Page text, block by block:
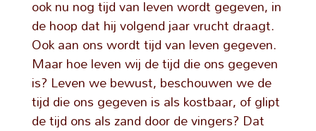
ook nu nog tijd van leven wordt gegeven, in
de hoop dat hij volgend jaar vrucht draagt.
Ook aan ons wordt tijd van leven gegeven.
Maar hoe leven wij de tijd die ons gegeven
is? Leven we bewust, beschouwen we de
tijd die ons gegeven is als kostbaar, of glipt
de tijd ons als zand door de vingers? Dat